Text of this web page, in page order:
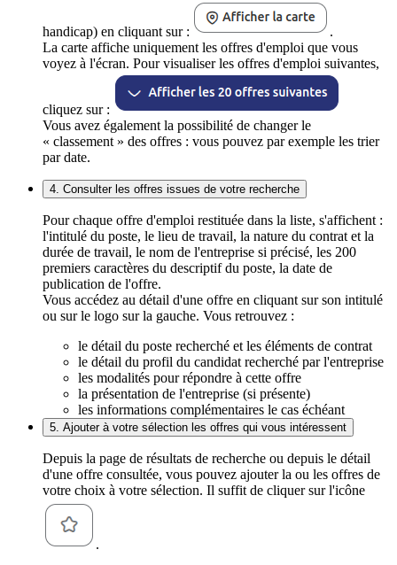
handicap) en cliquant sur :
.
La carte affiche uniquement les offres d'emploi que vous
voyez à l'écran. Pour visualiser les offres d'emploi suivantes,
cliquez sur :
Vous avez également la possibilité de changer le
« classement » des offres : vous pouvez par exemple les trier
par date.
4. Consulter les offres issues de votre recherche
Pour chaque offre d'emploi restituée dans la liste, s'affichent :
l'intitulé du poste, le lieu de travail, la nature du contrat et la
durée de travail, le nom de l'entreprise si précisé, les 200
premiers caractères du descriptif du poste, la date de
publication de l'offre.
Vous accédez au détail d'une offre en cliquant sur son intitulé
ou sur le logo sur la gauche. Vous retrouvez :
le détail du poste recherché et les éléments de contrat
le détail du profil du candidat recherché par l'entreprise
les modalités pour répondre à cette offre
la présentation de l'entreprise (si présente)
les informations complémentaires le cas échéant
5. Ajouter à votre sélection les offres qui vous intéressent
Depuis la page de résultats de recherche ou depuis le détail
d'une offre consultée, vous pouvez ajouter la ou les offres de
votre choix à votre sélection. Il suffit de cliquer sur l'icône
.